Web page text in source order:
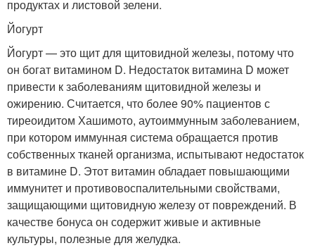
продуктах и листовой зелени.
Йогурт
Йогурт — это щит для щитовидной железы, потому что
он богат витамином D. Недостаток витамина D может
привести к заболеваниям щитовидной железы и
ожирению. Считается, что более 90% пациентов с
тиреоидитом Хашимото, аутоиммунным заболеванием,
при котором иммунная система обращается против
собственных тканей организма, испытывают недостаток
в витамине D. Этот витамин обладает повышающими
иммунитет и противовоспалительными свойствами,
защищающими щитовидную железу от повреждений. В
качестве бонуса он содержит живые и активные
культуры, полезные для желудка.